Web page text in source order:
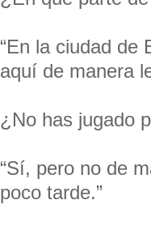
“En la ciudad de
aquí de manera
¿No has jugado
“Sí, pero no de
poco tarde.”